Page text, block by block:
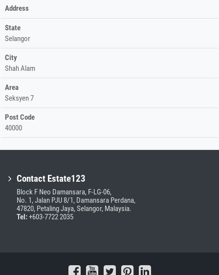
Address
State
Selangor
City
Shah Alam
Area
Seksyen 7
Post Code
40000
Contact Estate123
Block F Neo Damansara, F-LG-06,
No. 1, Jalan PJU 8/1, Damansara Perdana,
47820, Petaling Jaya, Selangor, Malaysia.
Tel:+603-7722 2035